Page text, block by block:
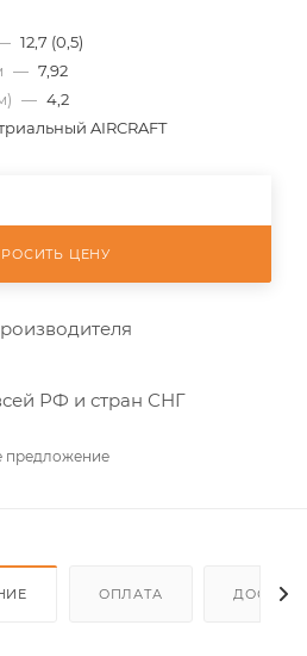
12,7 (0,5)
— 7,92
— 4,2
AIRCRAFT
ЦЕНУ
РФ и стран СНГ
предложение
ОПЛАТА